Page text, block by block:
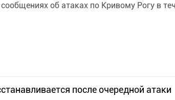
об атаках по Кривому Рогу в
после очередной атаки